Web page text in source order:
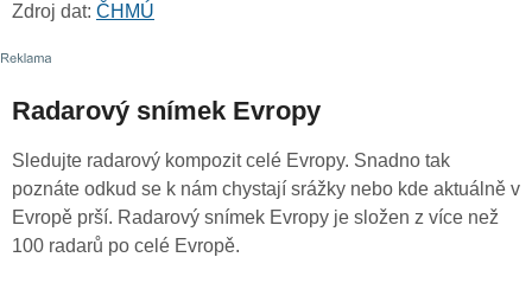
Zdroj dat: ČHMÚ
Radarový snímek Evropy
Sledujte radarový kompozit celé Evropy. Snadno tak
poznáte odkud se k nám chystají srážky nebo kde aktuálně v
Evropě prší. Radarový snímek Evropy je složen z více než
100 radarů po celé Evropě.